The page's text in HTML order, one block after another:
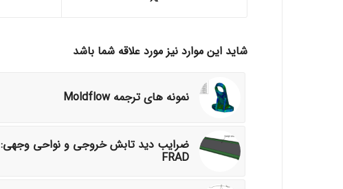
شاید این موارد نیز مورد علاقه شما باشد
نمونه های ترجمه Moldflow
ضرایب دید تابش خروجی و نواحی وجهی:
FRAD